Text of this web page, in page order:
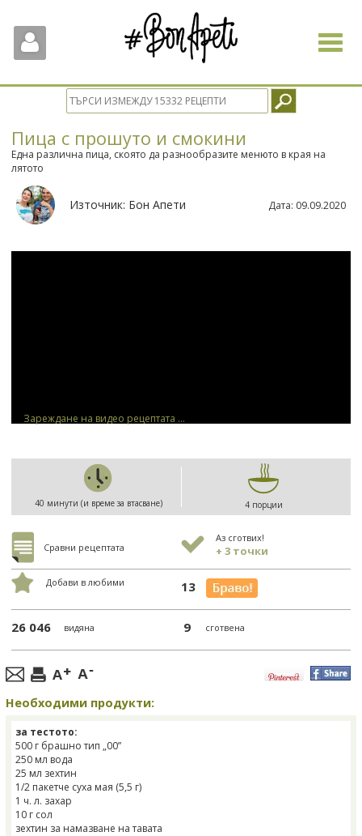
Toggle
Пица с прошуто и смокини
Една различна пица, скоято да разнообразите менюто в края на
лятото
Източник: Бон Апети Дата: 09.09.2020
Зареждане на видео рецептата ...
40 минути (и време за втасване) 4 порции
Сравни рецептата
Аз сготвих!
+ 3 точки
Добави в любими 13
26 046 видяна 9 сготвена
Необходими продукти:
за тестото:
500 г брашно тип „00”
250 мл вода
25 мл зехтин
1/2 пакетче суха мая (5,5 г)
1 ч. л. захар
10 г сол
зехтин за намазване на тавата